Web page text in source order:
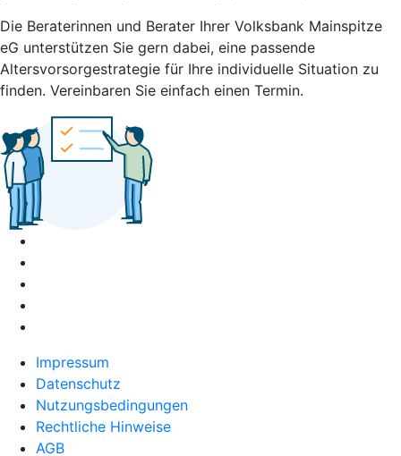
Die Beraterinnen und Berater Ihrer Volksbank Mainspitze
eG unterstützen Sie gern dabei, eine passende
Altersvorsorgestrategie für Ihre individuelle Situation zu
finden. Vereinbaren Sie einfach einen Termin.
Impressum
Datenschutz
Nutzungsbedingungen
Rechtliche Hinweise
AGB